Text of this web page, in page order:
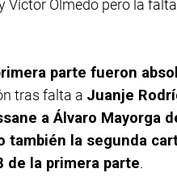
Víctor Olmedo pero la
parte fueron
tras falta a Juanje
a Álvaro Mayorga
también la segunda
de la primera parte.